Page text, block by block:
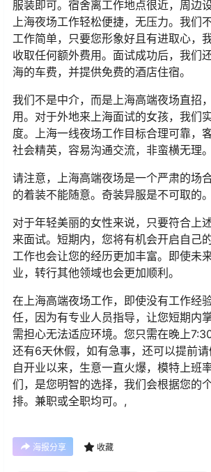
服装即可。宿舍离工作地点很近，周边
上海夜场工作轻松便捷，无压力。我们
工作简单，只要您形象好且有进取心，
收取任何额外费用。面试成功后，我们
海的车费，并提供免费的酒店住宿。
我们不是中介，而是上海高端夜场直招
用。对于外地来上海面试的女孩，我们
度。上海一线夜场工作目标合理可靠，
社会精英，容易沟通交流，非蛮横无理。
请注意，上海高端夜场是一个严肃的场
的着装不能随意。奇装异服是不可取的。
对于年轻美丽的女性来说，只要符合上
来面试。短期内，您将有机会开启自己
工作也会让您的经历更加丰富。即使未
业，转行其他领域也会更加顺利。
在上海高端夜场工作，即使没有工作经
任，因为有专业人员指导，让您短期内
需担心无法适应环境。您只需在晚上
还有6天休假，如有急事，还可以提前
自开业以来，生意一直火爆，模特上班
们，是您明智的选择，我们会根据您的
排。兼职或全职均可。,
海报分享 收藏